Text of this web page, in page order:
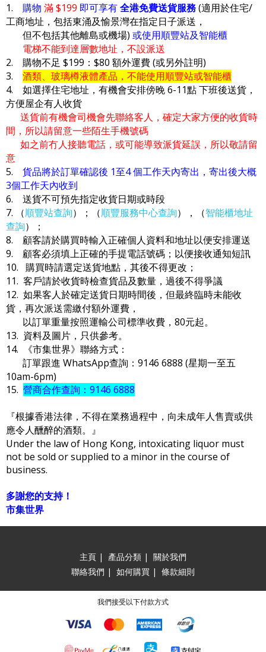
1. 購物 滿 $199 即可享有全港免費送貨服務(適用於住宅/
工商地址，包括東涌及愉景灣在指定日子派送，
但不包括其他離島或機場) 或使用順豐站及智能櫃
電梯不能到達層數地址，不設派送
2. 購物不足 $199：$80 額外運費 (或另外註明)
3. 酒類、玻璃樽液體產品，不能使用順豐站或智能櫃
4. 如選擇住宅地址，有機會安排傍晚 6-11點 下班後送貨，
方便屋企有人收貨
送貨前有機會司機會先聯絡客人，確定大家方便的收貨時
間，所以請留意一些陌生手機號碼
如之前冇人接聽電話，或可能導致派貨延誤，所以敬請留
意
5. 貨品將於訂單確認後 1至4 個工作天內寄出，寄出後大概
3個工作天內收到
6. 送貨不可預先指定收貨日期或時段
7. （順豐站查詢）；（順豐服務中心查詢），（智能櫃地址
查詢）；
8. 顧客請於購買時輸入正確個人資料和地址以便安排運送
9. 顧客必須填上正確的手提電話號碼；以便接收通知短訊
10. 購買時請選定送貨地點，其後不得更改；
11. 客戶請於收貨時檢查貨品及數量，過後不得爭議
12. 如果客人於確定送貨日期時間後，但最終臨時未能收
貨，再次派送需繳付額外運費，
以訂單重量按照運輸公司標準收費，80元起。
13. 資料及圖片，只供參考。
14. 《市集世界》聯絡方式：
訂單跟進 WhatsApp查詢：9146 6888 (星期一至五
10am-6pm)
15. 營商合作查詢：9146 6888
『根據香港法律，不得在業務過程中，向未成年人售賣或供
應令人醺醉的酒類。』
Under the law of Hong Kong, intoxicating liquor must
not be sold or supplied to a minor in the course of
business.
多謝您的支持！
市集世界
主頁 | 產品分類 | 關於我們
聯絡我們 | 如何購買 | 條款細則
我們接受以下付款方式